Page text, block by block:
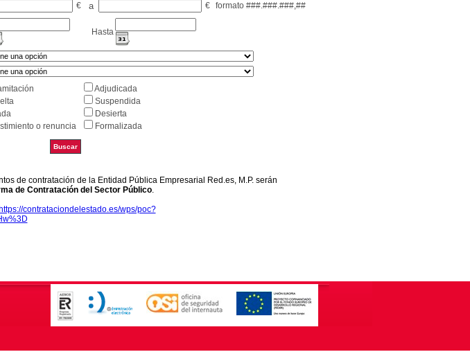
€ a € formato ###.###.###,##
Hasta
Adjudicada
Suspendida
Desierta
o renuncia
Formalizada
de contratación de la Entidad Pública Empresarial Red.es, M.P. serán
de Contratación del Sector Público.
https://contrataciondelestado.es/wps/poc?